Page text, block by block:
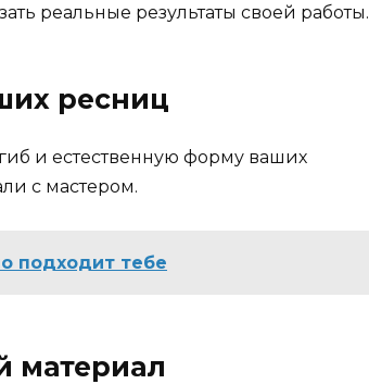
реальные результаты своей работы.
ресниц
и естественную форму ваших
с мастером.
подходит тебе
материал